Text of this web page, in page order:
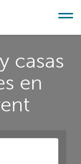
casas
en